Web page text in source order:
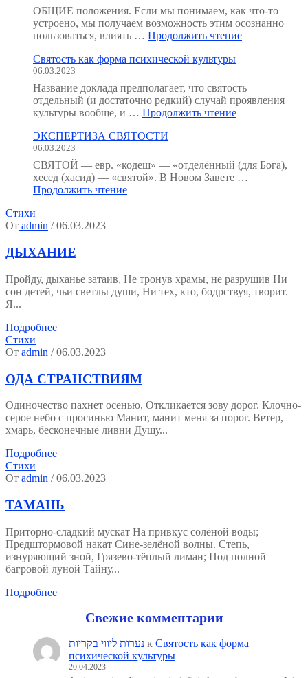
ОБЩИЕ положения. Если мы понимаем, как что-то
устроено, мы получаем возможность этим осознанно
пользоваться, влиять … Продолжить чтение
как
мы
Святость как форма психической культуры
06.03.2023
Название доклада предполагает, что святость —
отдельный (и достаточно редкий) случай проявления
культуры вообще, и … Продолжить чтение"Святость
культуры"
ЭКСПЕРТИЗА СВЯТОСТИ
06.03.2023
СВЯТОЙ — евр. «кодеш» — «отделённый (для Бога),
хесед (хасид) — «святой». В Новом Завете …
Продолжить чтение"ЭКСПЕРТИЗА
Стихи
От admin / 06.03.2023
ДЫХАНИЕ
Пройду, дыханье затаив, Не тронув храмы, не разрушив Ни
сон детей, чьи светлы души, Ни тех, кто, бодрствуя, творит.
Я...
Подробнее
Стихи
От admin / 06.03.2023
ОДА СТРАНСТВИЯМ
Одиночество пахнет осенью, Откликается зову дорог. Клочно-
серое небо с просинью Манит, манит меня за порог. Ветер,
хмарь, бесконечные ливни Душу...
Подробнее
Стихи
От admin / 06.03.2023
ТАМАНЬ
Приторно-сладкий мускат На привкус солёной воды;
Предштормовой накат Сине-зелёной волны. Степь,
изнуряющий зной, Грязево-тёплый лиман; Под полной
багровой луной Тайну...
Подробнее
Свежие комментарии
נערות ליווי בקריות к Святость как форма
психической культуры
20.04.2023